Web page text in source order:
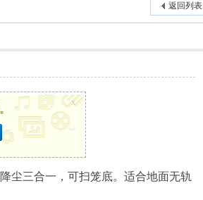
返回列表
x
尘三合一，可扫笼底。适合地面无轨